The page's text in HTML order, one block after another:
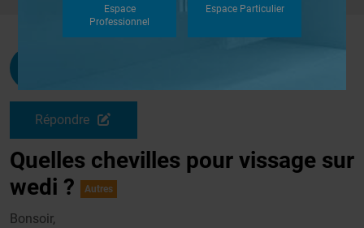
Répondre
Quelles chevilles pour vissage sur
wedi ?
Autres
Bonsoir,
Espace
Professionnel
Espace Particulier